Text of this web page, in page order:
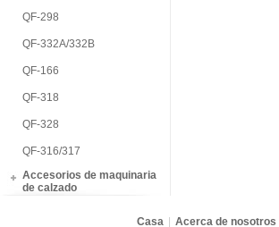
QF-298
QF-332A/332B
QF-166
QF-318
QF-328
QF-316/317
Accesorios de maquinaria
de calzado
Casa Acerca de nosotros